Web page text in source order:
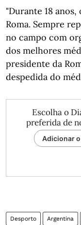
"Durante 18
Roma. Sempre
no campo com
dos melhores
presidente da
despedida do
Escolha o
preferida de
Adicionar
Desporto Argentina